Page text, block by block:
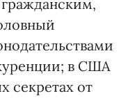
в США
секретах от